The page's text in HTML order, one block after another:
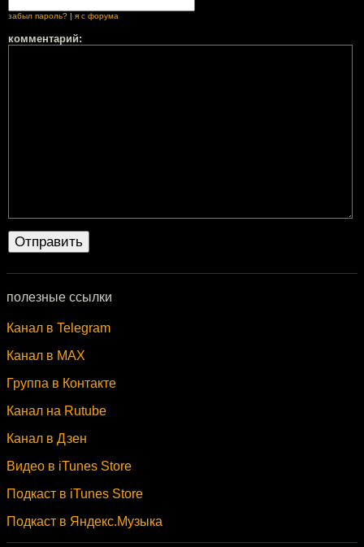
забыл пароль? | я с форума
комментарий:
полезные ссылки
Канал в Telegram
Канал в MAX
Группа в Контакте
Канал на Rutube
Канал в Дзен
Видео в iTunes Store
Подкаст в iTunes Store
Подкаст в Яндекс.Музыка